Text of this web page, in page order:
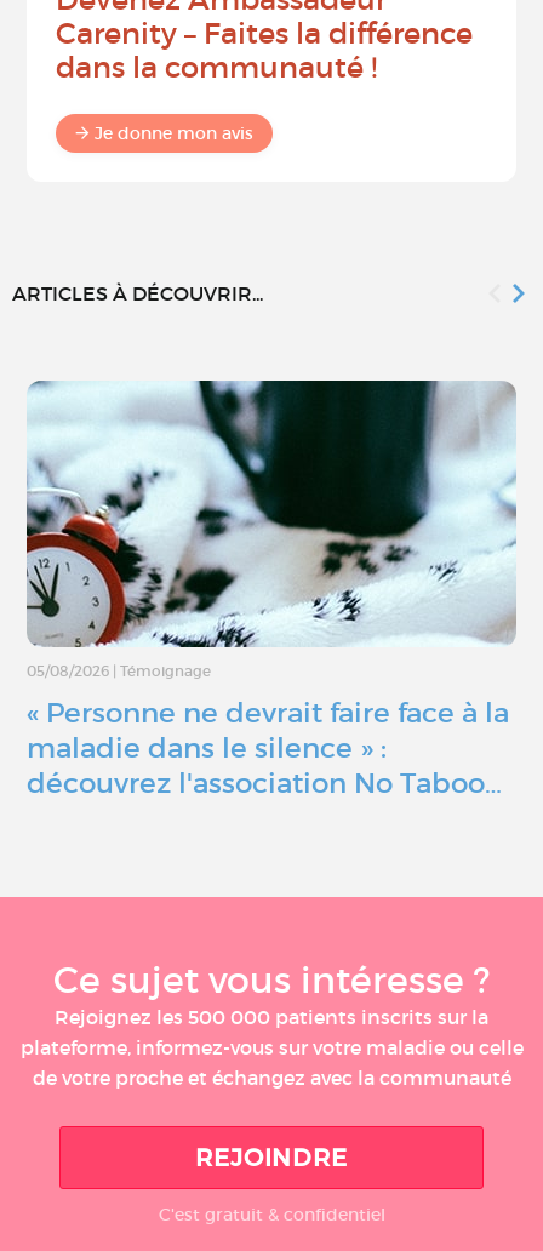
Carenity – Faites la différence
dans la communauté !
Je donne mon avis
ARTICLES À DÉCOUVRIR...
05/08/2026 | Témoignage
« Personne ne devrait faire face à la
maladie dans le silence » :
découvrez l'association No Taboo…
Ce sujet vous intéresse ?
Rejoignez les 500 000 patients inscrits sur la
plateforme, informez-vous sur votre maladie ou celle
de votre proche et échangez avec la communauté
REJOINDRE
C'est gratuit & confidentiel